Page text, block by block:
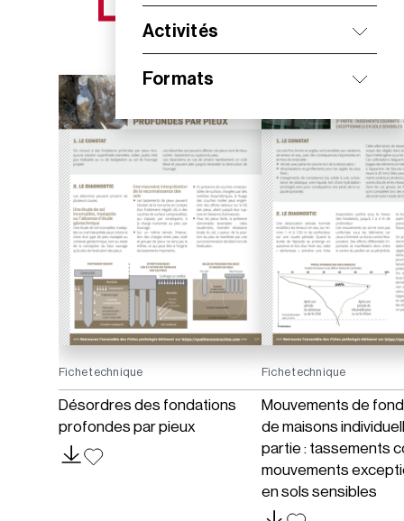
Activités
Formats
NOS NOUVEAUTÉS
Fiche technique
Désordres des fondations
profondes par pieux
Fiche technique
Mouvements de
de maisons
partie : tassements
mouvements
en sols sensibles